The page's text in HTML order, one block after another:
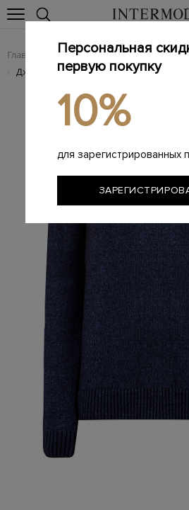
Главная Мужчинам / Одежда /
/ Джемпер из меланжевой шерстяной
Персональная
первую покупку
10%
для зарегистрированных